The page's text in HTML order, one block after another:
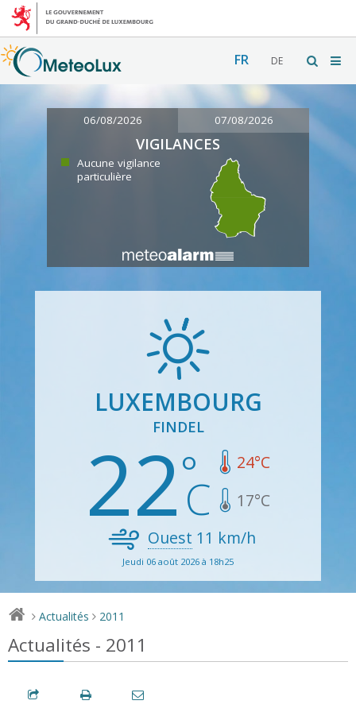
FR DE
06/08/2026 07/08/2026
VIGILANCES
Aucune vigilance
particulière
LUXEMBOURG
FINDEL
22 24°C
17°C
Ouest 11 km/h
Jeudi 06 août 2026 à 18h25
> Actualités > 2011
Actualités - 2011